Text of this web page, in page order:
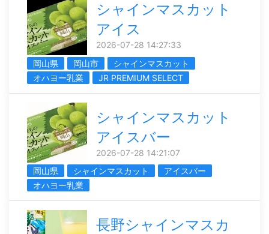
シャインマスカット
アイス
2026-07-28 14:27:33
岡山県
岡山市
シャインマスカット
オハヨー乳業
JR PREMIUM SELECT
シャインマスカット
アイスバー
2026-07-28 14:21:07
岡山県
シャインマスカット
アイスバー
オハヨー乳業
長野シャインマスカ